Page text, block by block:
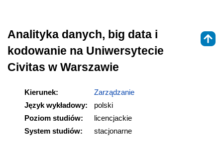
Analityka danych, big data i
kodowanie na Uniwersytecie
Civitas w Warszawie
Kierunek:
Zarządzanie
Język wykładowy:
polski
Poziom studiów:
licencjackie
System studiów:
stacjonarne